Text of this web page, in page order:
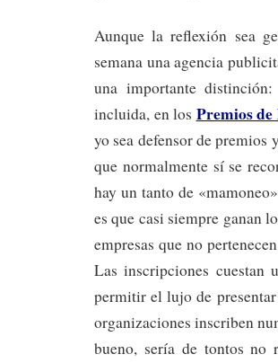
Aunque la reflexión sea
semana una agencia
una importante
incluida, en los Premios
yo sea defensor de premios
que normalmente sí se
hay un tanto de
es que casi siempre ganan
empresas que no
Las inscripciones cuestan
permitir el lujo de
organizaciones inscriben
bueno, sería de tontos no